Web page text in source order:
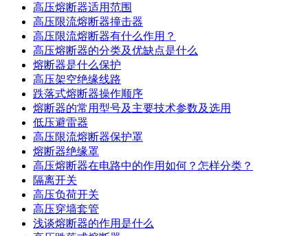
高压熔断器适用范围
高压限流熔断器撞击器
高压限流熔断器有什么作用？
高压熔断器的分类及优缺点是什么
熔断器是什么保护
高压架空绝缘线路
跌落式熔断器操作顺序
熔断器的常用型号及主要技术参数及选用
低压避雷器
高压限流熔断器保护罩
熔断器绝缘罩
高压熔断器在电路中的作用如何？怎样分类？
隔离开关
高压负荷开关
高压穿墙套管
浅谈熔断器的作用是什么